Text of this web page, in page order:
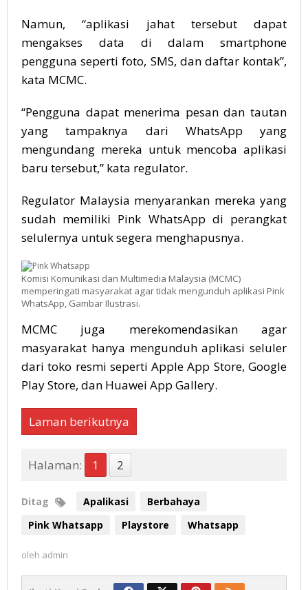
Namun, “aplikasi jahat tersebut dapat
mengakses data di dalam smartphone
pengguna seperti foto, SMS, dan daftar kontak”,
kata MCMC.
“Pengguna dapat menerima pesan dan tautan
yang tampaknya dari WhatsApp yang
mengundang mereka untuk mencoba aplikasi
baru tersebut,” kata regulator.
Regulator Malaysia menyarankan mereka yang
sudah memiliki Pink WhatsApp di perangkat
selulernya untuk segera menghapusnya.
Komisi Komunikasi dan Multimedia Malaysia (MCMC)
memperingati masyarakat agar tidak mengunduh aplikasi Pink
WhatsApp, Gambar Ilustrasi.
MCMC juga merekomendasikan agar
masyarakat hanya mengunduh aplikasi seluler
dari toko resmi seperti Apple App Store, Google
Play Store, dan Huawei App Gallery.
Laman berikutnya
Halaman: 1 2
Ditag Apalikasi
Berbahaya
Pink Whatsapp
Playstore Whatsapp
oleh admin